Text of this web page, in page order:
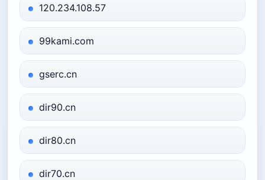
120.234.108.57
99kami.com
gserc.cn
dir90.cn
dir80.cn
dir70.cn